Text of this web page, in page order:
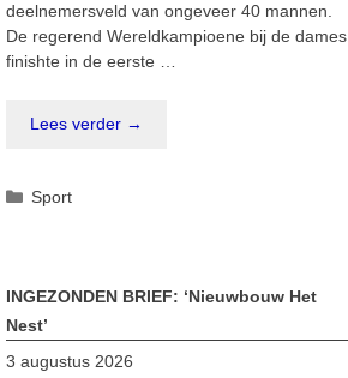
deelnemersveld van ongeveer 40 mannen.
De regerend Wereldkampioene bij de dames
finishte in de eerste …
Lees verder →
Categorieën
Sport
INGEZONDEN BRIEF: ‘Nieuwbouw Het
Nest’
3 augustus 2026